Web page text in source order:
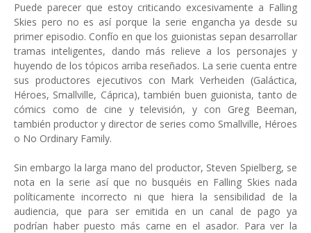
Puede parecer que estoy criticando excesivamente a Falling
Skies pero no es así porque la serie engancha ya desde su
primer episodio. Confío en que los guionistas sepan desarrollar
tramas inteligentes, dando más relieve a los personajes y
huyendo de los tópicos arriba reseñados. La serie cuenta entre
sus productores ejecutivos con Mark Verheiden (Galáctica,
Héroes, Smallville, Cáprica), también buen guionista, tanto de
cómics como de cine y televisión, y con Greg Beeman,
también productor y director de series como Smallville, Héroes
o No Ordinary Family.
Sin embargo la larga mano del productor, Steven Spielberg, se
nota en la serie así que no busquéis en Falling Skies nada
políticamente incorrecto ni que hiera la sensibilidad de la
audiencia, que para ser emitida en un canal de pago ya
podrían haber puesto más carne en el asador. Para ver la